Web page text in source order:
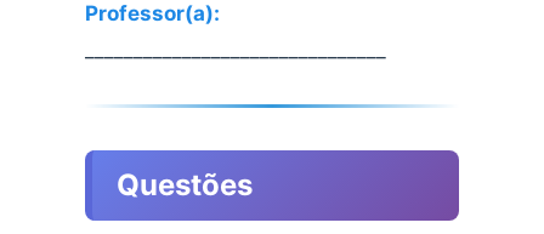
Professor(a):
Questões